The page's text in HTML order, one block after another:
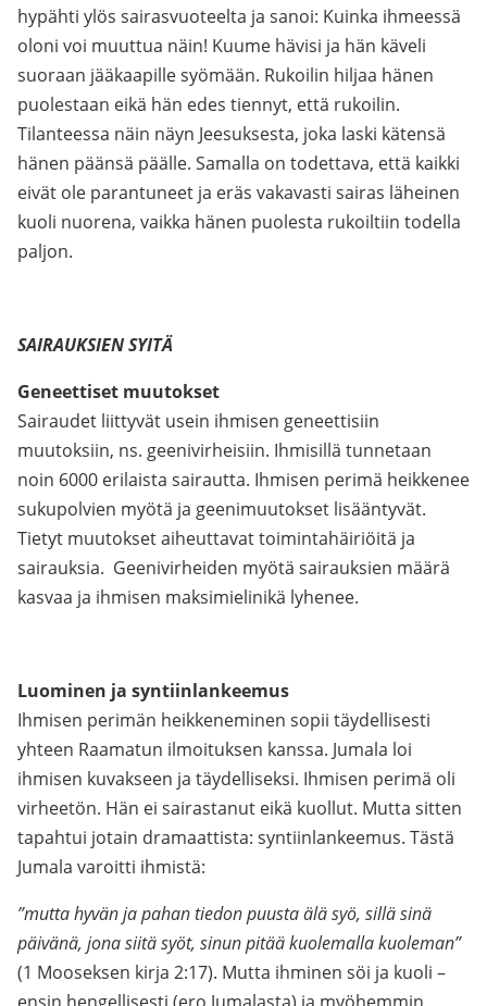
hypähti ylös sairasvuoteelta ja sanoi: Kuinka ihmeessä
oloni voi muuttua näin! Kuume hävisi ja hän käveli
suoraan jääkaapille syömään. Rukoilin hiljaa hänen
puolestaan eikä hän edes tiennyt, että rukoilin.
Tilanteessa näin näyn Jeesuksesta, joka laski kätensä
hänen päänsä päälle. Samalla on todettava, että kaikki
eivät ole parantuneet ja eräs vakavasti sairas läheinen
kuoli nuorena, vaikka hänen puolesta rukoiltiin todella
paljon.
SAIRAUKSIEN SYITÄ
Geneettiset muutokset
Sairaudet liittyvät usein ihmisen geneettisiin
muutoksiin, ns. geenivirheisiin. Ihmisillä tunnetaan
noin 6000 erilaista sairautta. Ihmisen perimä heikkenee
sukupolvien myötä ja geenimuutokset lisääntyvät.
Tietyt muutokset aiheuttavat toimintahäiriöitä ja
sairauksia. Geenivirheiden myötä sairauksien määrä
kasvaa ja ihmisen maksimielinikä lyhenee.
Luominen ja syntiinlankeemus
Ihmisen perimän heikkeneminen sopii täydellisesti
yhteen Raamatun ilmoituksen kanssa. Jumala loi
ihmisen kuvakseen ja täydelliseksi. Ihmisen perimä oli
virheetön. Hän ei sairastanut eikä kuollut. Mutta sitten
tapahtui jotain dramaattista: syntiinlankeemus. Tästä
Jumala varoitti ihmistä:
”mutta hyvän ja pahan tiedon puusta älä syö, sillä sinä
päivänä, jona siitä syöt, sinun pitää kuolemalla kuoleman”
(1 Mooseksen kirja 2:17). Mutta ihminen söi ja kuoli –